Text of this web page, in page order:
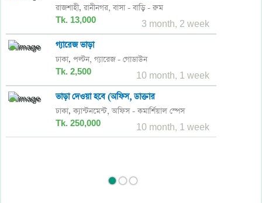
রাজশাহী,রানীনগর, বাসা - বাড়ি - রুম
Tk. 13,000 3 month, 2 week
গ্যারেজ ভাড়া
ঢাকা, পল্টন, গ্যারেজ - গোডাউন
Tk. 2,500 10 month, 1 week
ভাড়া দেওয়া হবে (অফিস, ডাক্তার
ঢাকা,ক্যান্টনমেন্ট, অফিস - কমার্শিয়াল স্পেস
Tk. 250,000 10 month, 1 week